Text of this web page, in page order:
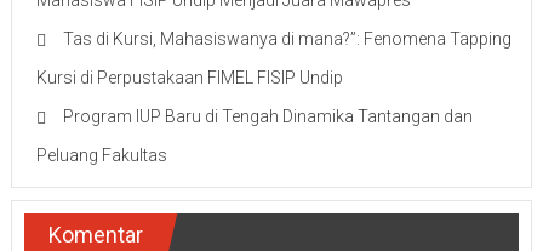
Tas di Kursi, Mahasiswanya di mana?”: Fenomena Tapping
Kursi di Perpustakaan FIMEL FISIP Undip
Program IUP Baru di Tengah Dinamika Tantangan dan
Peluang Fakultas
Komentar